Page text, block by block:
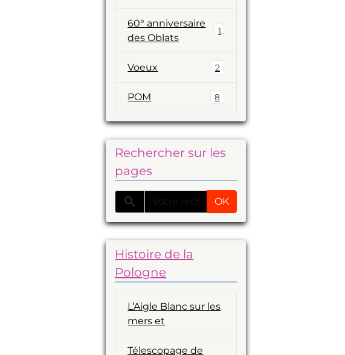
60° anniversaire
des Oblats
1
Voeux 2
POM 8
Rechercher sur les
pages
OK
Histoire de la
Pologne
L’Aigle Blanc sur les
mers et
Télescopage de